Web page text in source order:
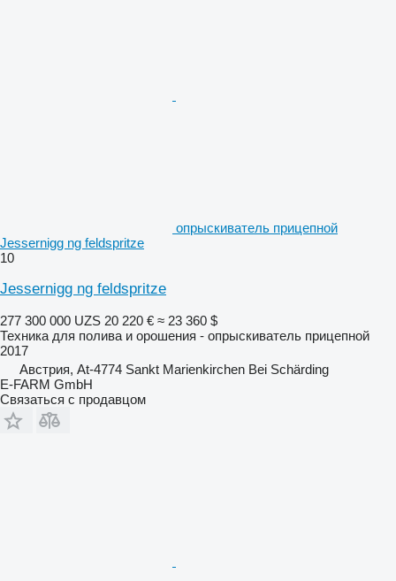
опрыскиватель прицепной
Jessernigg ng feldspritze
10
Jessernigg ng feldspritze
277 300 000 UZS 20 220 € ≈ 23 360 $
Техника для полива и орошения - опрыскиватель прицепной
2017
Австрия, At-4774 Sankt Marienkirchen Bei Schärding
E-FARM GmbH
Связаться с продавцом